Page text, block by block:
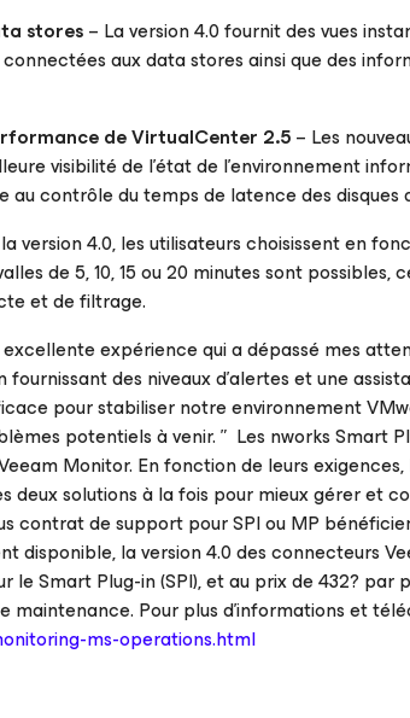
stores– La version 4.0 fournit des vues
aux data stores ainsi que des
de VirtualCenter 2.5– Les
visibilité de l’état de l’environnement
au contrôle du temps de latence des disques
version 4.0, les utilisateurs choisissent en
de 5, 10, 15 ou 20 minutes sont possibles,
et de filtrage.
expérience qui a dépassé mes
des niveaux d’alertes et une
pour stabiliser notre environnement
potentiels à venir. ” Les nworks Smart
Monitor. En fonction de leurs
deux solutions à la fois pour mieux gérer et
contrat de support pour SPI ou MP
disponible, la version 4.0 des connecteurs
Smart Plug-in (SPI), et au prix de 432? par
Pour plus d’informations et
ms-operations.html